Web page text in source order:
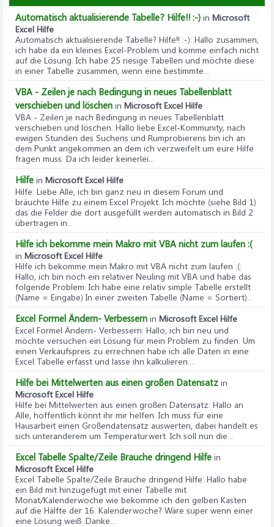
Automatisch aktualisierende Tabelle? Hilfe!! :-) in Microsoft
Excel Hilfe
Automatisch aktualisierende Tabelle? Hilfe!! :-): Hallo zusammen,
ich habe da ein kleines Excel-Problem und komme einfach nicht
auf die Lösung. Ich habe 25 riesige Tabellen und möchte diese
in einer Tabelle zusammen, wenn eine bestimmte...
VBA - Zeilen je nach Bedingung in neues Tabellenblatt
verschieben und löschen in Microsoft Excel Hilfe
VBA - Zeilen je nach Bedingung in neues Tabellenblatt
verschieben und löschen: Hallo liebe Excel-Kommunity, nach
ewigen Stunden des Suchens und Rumprobierens bin ich an
dem Punkt angekommen an dem ich verzweifelt um eure Hilfe
fragen muss. Da ich leider keinerlei...
Hilfe in Microsoft Excel Hilfe
Hilfe: Liebe Alle, ich bin ganz neu in diesem Forum und
bräuchte Hilfe zu einem Excel Projekt. Ich möchte (siehe Bild 1)
das die Felder die dort ausgefüllt werden automatisch in Bild 2
übertragen in...
Hilfe ich bekomme mein Makro mit VBA nicht zum laufen :(
in Microsoft Excel Hilfe
Hilfe ich bekomme mein Makro mit VBA nicht zum laufen :(:
Hallo, ich bin noch ein relativer Neuling mit VBA und habe das
folgende Problem: Ich habe eine relativ simple Tabelle erstellt
(Name = Eingabe) In einer zweiten Tabelle (Name = Sortiert)...
Excel Formel Ändern- Verbessern in Microsoft Excel Hilfe
Excel Formel Ändern- Verbessern: Hallo, ich bin neu und
möchte versuchen ein Lösung für mein Problem zu finden. Um
einen Verkaufspreis zu errechnen habe ich alle Daten in eine
Excel Tabelle erfasst und lasse ihn kalkulieren....
Hilfe bei Mittelwerten aus einen großen Datensatz in
Microsoft Excel Hilfe
Hilfe bei Mittelwerten aus einen großen Datensatz: Hallo an
Alle, hoffentlich könnt ihr mir helfen. Ich muss für eine
Hausarbeit einen Großendatensatz auswerten, dabei handelt es
sich unteranderem um Temperaturwert. Ich soll nun die...
Excel Tabelle Spalte/Zeile Brauche dringend Hilfe in
Microsoft Excel Hilfe
Excel Tabelle Spalte/Zeile Brauche dringend Hilfe: Hallo habe
ein Bild mit hinzugefügt mit einer Tabelle mit
Monat/Kalenderwoche wie bekomme ich den gelben Kasten
auf die Hälfte der 16. Kalenderwoche? Wäre super wenn einer
eine Lösung weiß .Danke...